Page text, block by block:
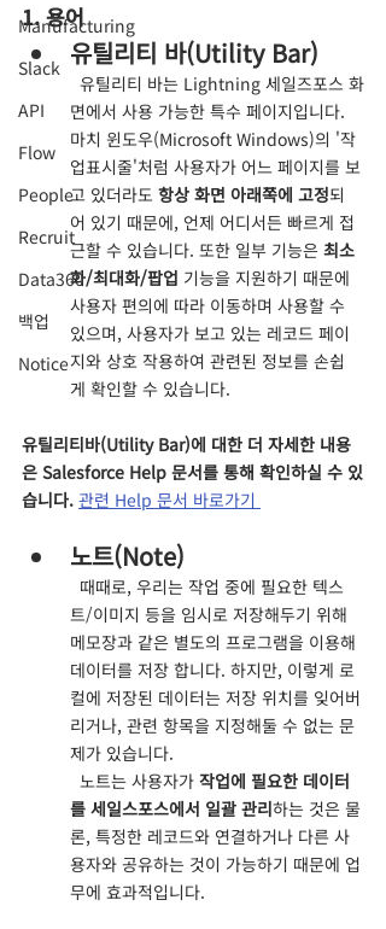
Manufacturing
Slack
API
Flow
People
Recruit
Data360
백업
Notice
1. 용어
유틸리티 바(Utility Bar)
면에서 사용 가능한 특수 페이지입니다.
마치 윈도우(Microsoft Windows)의 '작
업표시줄'처럼 사용자가 어느 페이지를 보
고 있더라도 항상 화면 아래쪽에 고정되
어 있기 때문에, 언제 어디서든 빠르게 접
근할 수 있습니다. 또한 일부 기능은 최소
화/최대화/팝업 기능을 지원하기 때문에
사용자 편의에 따라 이동하며 사용할 수
있으며, 사용자가 보고 있는 레코드 페이
지와 상호 작용하여 관련된 정보를 손쉽
게 확인할 수 있습니다.
유틸리티바(Utility Bar)에 대한 더 자세한 내용
은 Salesforce Help 문서를 통해 확인하실 수 있
습니다. 관련 Help 문서 바로가기
노트(Note)
트/이미지 등을 임시로 저장해두기 위해
메모장과 같은 별도의 프로그램을 이용해
데이터를 저장 합니다. 하지만, 이렇게 로
컬에 저장된 데이터는 저장 위치를 잊어버
리거나, 관련 항목을 지정해둘 수 없는 문
제가 있습니다.
  노트는 사용자가
작업에 필요한 데이터
를 세일스포스에서 일괄 관리하는 것은 물
론, 특정한 레코드와 연결하거나 다른 사
용자와 공유하는 것이 가능하기 때문에 업
무에 효과적입니다.